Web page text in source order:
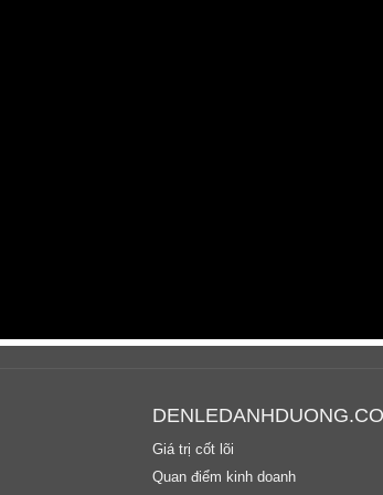
Giá trị cốt lõi
Quan điểm kinh doanh